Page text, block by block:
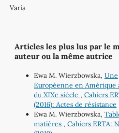
Varia
Articles les plus lus par le
auteur ou la même autrice
Ewa M. Wierzbowska, Une
Européenne en Amérique
du XIXe siècle , Cahiers
(2016): Actes de résistance
Ewa M. Wierzbowska,
matières , Cahiers ERTA: